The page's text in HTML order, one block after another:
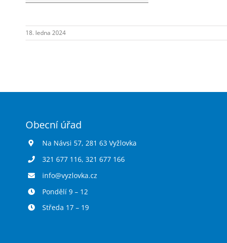
18. ledna 2024
Obecní úřad
Na Návsi 57, 281 63 Vyžlovka
321 677 116, 321 677 166
info@vyzlovka.cz
Pondělí 9 – 12
Středa 17 – 19